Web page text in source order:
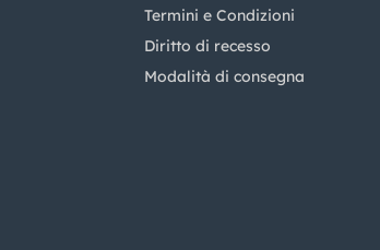
Termini e Condizioni
Diritto di recesso
Modalità di consegna